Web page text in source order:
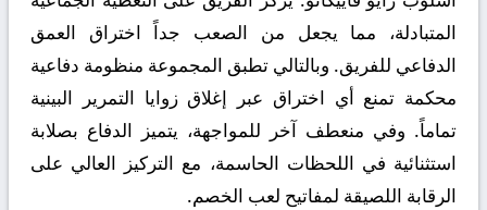
المتبادلة، مما يجعل من الصعب جداً اختراق العمق
الدفاعي للفريق. وبالتالي تطبق المجموعة منظومة دفاعية
محكمة تمنع أي اختراق عبر إغلاق زوايا التمرير البينية
تماماً. وفي منعطف آخر للمواجهة، يتميز الدفاع بصلابة
استثنائية في اللحظات الحاسمة، مع التركيز العالي على
الرقابة اللصيقة لمفاتيح لعب الخصم.